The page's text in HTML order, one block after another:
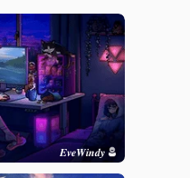
𝑬𝒗𝒆𝑾𝒊𝒏𝒅𝒚